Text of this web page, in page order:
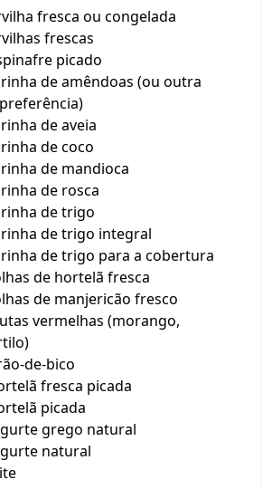
fresca ou congelada
frescas
picado
de amêndoas (ou outra
de aveia
de coco
de mandioca
de rosca
de trigo
de trigo integral
de trigo para a cobertura
de hortelã fresca
de manjericão fresco
vermelhas (morango,
de-bico
fresca picada
picada
grego natural
natural